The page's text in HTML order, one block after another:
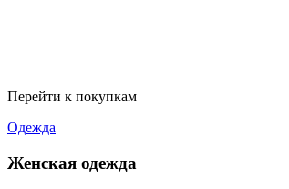
Перейти к покупкам
Одежда
Женская одежда